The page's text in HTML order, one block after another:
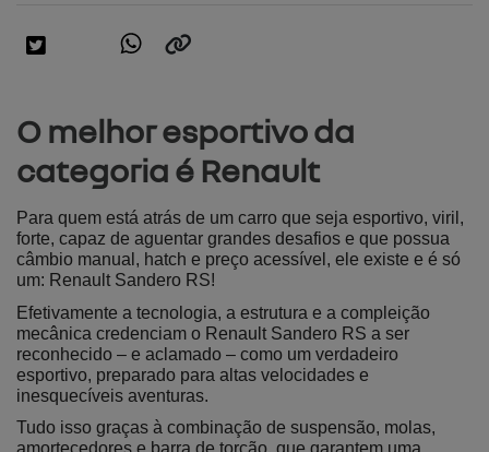
O melhor esportivo da
categoria é Renault
Para quem está atrás de um carro que seja esportivo, viril,
forte, capaz de aguentar grandes desafios e que possua
câmbio manual, hatch e preço acessível, ele existe e é só
um: Renault Sandero RS!
Efetivamente a tecnologia, a estrutura e a compleição
mecânica credenciam o Renault Sandero RS a ser
reconhecido – e aclamado – como um verdadeiro
esportivo, preparado para altas velocidades e
inesquecíveis aventuras.
Tudo isso graças à combinação de suspensão, molas,